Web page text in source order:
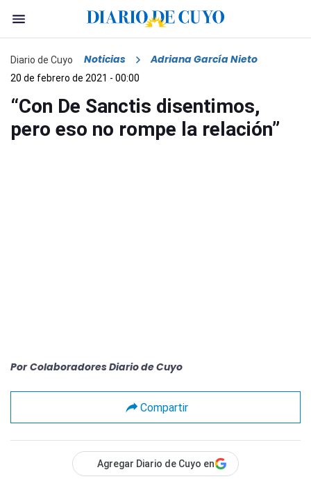
Diario de Cuyo Noticias Adriana García Nieto
20 de febrero de 2021 - 00:00
“Con De Sanctis disentimos,
pero eso no rompe la relación”
Por Colaboradores Diario de Cuyo
Compartir
Agregar Diario de Cuyo en